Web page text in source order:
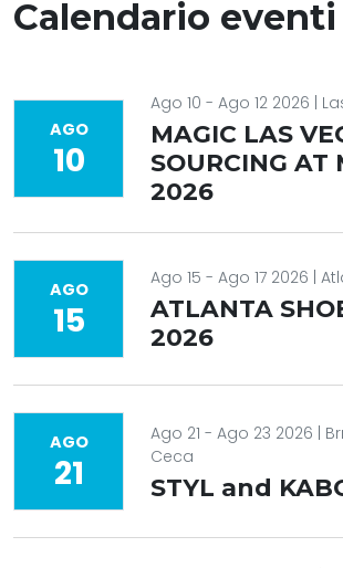
Calendario eventi
AGO
10
Ago 10 - Ago 12 2026 |
MAGIC LAS
SOURCING AT
2026
AGO
15
Ago 15 - Ago 17 2026 |
ATLANTA
2026
AGO
21
Ago 21 - Ago 23 2026 |
Ceca
STYL and